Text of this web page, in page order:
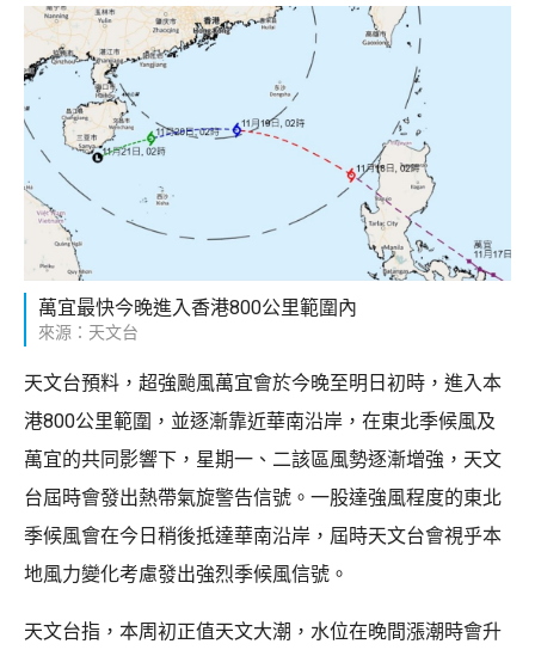
萬宜最快今晚進入香港800公里範圍內
來源：天文台
天文台預料，超強颱風萬宜會於今晚至明日初時，進入本
港800公里範圍，並逐漸靠近華南沿岸，在東北季候風及
萬宜的共同影響下，星期一、二該區風勢逐漸增強，天文
台屆時會發出熱帶氣旋警告信號。一股達強風程度的東北
季候風會在今日稍後抵達華南沿岸，屆時天文台會視乎本
地風力變化考慮發出強烈季候風信號。
天文台指，本周初正值天文大潮，水位在晚間漲潮時會升